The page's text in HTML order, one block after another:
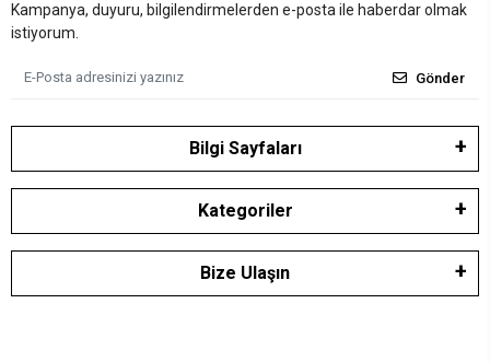
Kampanya, duyuru, bilgilendirmelerden e-posta ile haberdar olmak
istiyorum.
Gönder
Bilgi Sayfaları
Kategoriler
Bize Ulaşın